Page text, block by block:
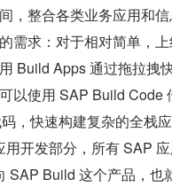
，整合各类业务应用和
需求：对于相对简单，
Build Apps 通过拖拉拽
以使用 SAP Build Code
，快速构建复杂的全栈
开发部分，所有 SAP
SAP Build 这个产品，也